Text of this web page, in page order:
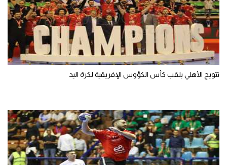
تتويج الأهلي بلقب كأس الكؤوس الإفريقية لكرة اليد